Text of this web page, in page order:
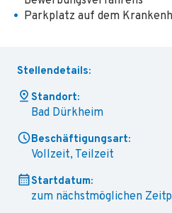
Parkplatz auf dem
Stellendetails:
Standort:
Bad Dürkheim
Beschäftigungsart:
Vollzeit, Teilzeit
Startdatum:
zum nächstmöglichen